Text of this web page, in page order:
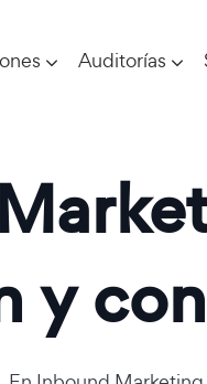
Auditorías
y